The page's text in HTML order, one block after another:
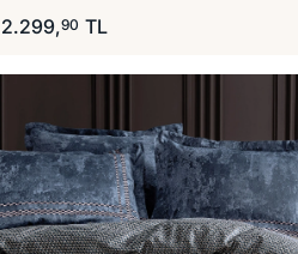
2.299,90 TL